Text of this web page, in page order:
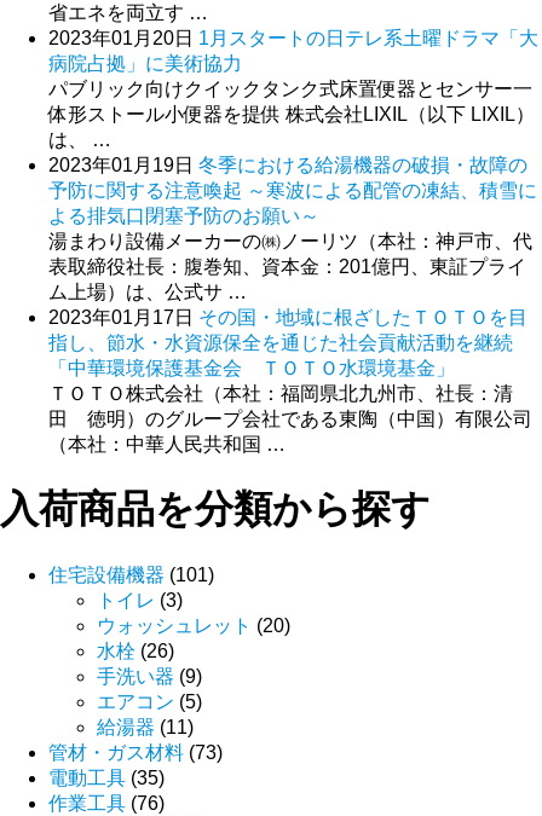
省エネを両立す …
2023年01月20日 1月スタートの日テレ系土曜ドラマ「大
病院占拠」に美術協力
パブリック向けクイックタンク式床置便器とセンサー一
体形ストール小便器を提供 株式会社LIXIL（以下 LIXIL）
は、 …
2023年01月19日 冬季における給湯機器の破損・故障の
予防に関する注意喚起 ～寒波による配管の凍結、積雪に
よる排気口閉塞予防のお願い～
湯まわり設備メーカーの㈱ノーリツ（本社：神戸市、代
表取締役社長：腹巻知、資本金：201億円、東証プライ
ム上場）は、公式サ …
2023年01月17日 その国・地域に根ざしたＴＯＴＯを目
指し、節水・水資源保全を通じた社会貢献活動を継続
「中華環境保護基金会 ＴＯＴＯ水環境基金」
ＴＯＴＯ株式会社（本社：福岡県北九州市、社長：清
田 徳明）のグループ会社である東陶（中国）有限公司
（本社：中華人民共和国 …
入荷商品を分類から探す
住宅設備機器 (101)
トイレ (3)
ウォッシュレット (20)
水栓 (26)
手洗い器 (9)
エアコン (5)
給湯器 (11)
管材・ガス材料 (73)
電動工具 (35)
作業工具 (76)